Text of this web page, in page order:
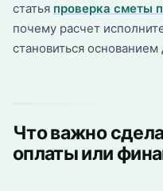
статья проверка сметы
почему расчет
становиться
Что важно
оплаты или